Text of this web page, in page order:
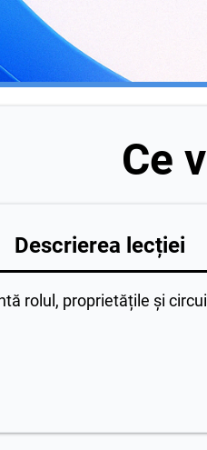
Ce
Descrierea lecției
rolul, proprietățile și